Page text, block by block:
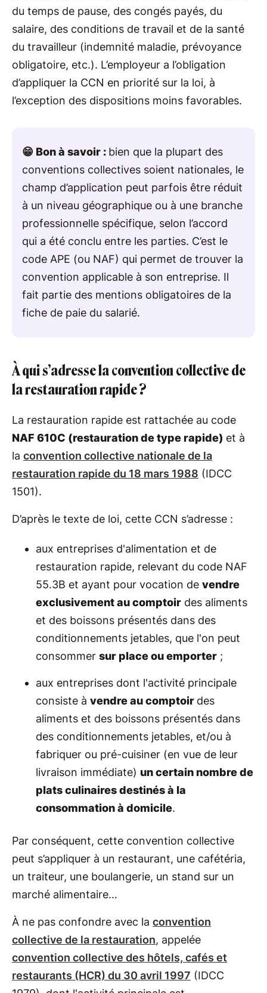
du temps de pause, des congés payés, du
salaire, des conditions de travail et de la santé
du travailleur (indemnité maladie, prévoyance
obligatoire, etc.). L’employeur a l’obligation
d’appliquer la CCN en priorité sur la loi, à
l’exception des dispositions moins favorables.
😁 Bon à savoir : bien que la plupart des
conventions collectives soient nationales, le
champ d’application peut parfois être réduit
à un niveau géographique ou à une branche
professionnelle spécifique, selon l’accord
qui a été conclu entre les parties. C’est le
code APE (ou NAF) qui permet de trouver la
convention applicable à son entreprise. Il
fait partie des mentions obligatoires de la
fiche de paie du salarié.
À qui s’adresse la convention collective de
la restauration rapide ?
La restauration rapide est rattachée au code
NAF 610C (restauration de type rapide) et à
la convention collective nationale de la
restauration rapide du 18 mars 1988 (IDCC
1501).
D’après le texte de loi, cette CCN s’adresse :
aux entreprises d'alimentation et de
restauration rapide, relevant du code NAF
55.3B et ayant pour vocation de vendre
exclusivement au comptoir des aliments
et des boissons présentés dans des
conditionnements jetables, que l'on peut
consommer sur place ou emporter ;
aux entreprises dont l'activité principale
consiste à vendre au comptoir des
aliments et des boissons présentés dans
des conditionnements jetables, et/ou à
fabriquer ou pré-cuisiner (en vue de leur
livraison immédiate) un certain nombre de
plats culinaires destinés à la
consommation à domicile.
Par conséquent, cette convention collective
peut s’appliquer à un restaurant, une cafétéria,
un traiteur, une boulangerie, un stand sur un
marché alimentaire…
À ne pas confondre avec la convention
collective de la restauration, appelée
convention collective des hôtels, cafés et
restaurants (HCR) du 30 avril 1997 (IDCC